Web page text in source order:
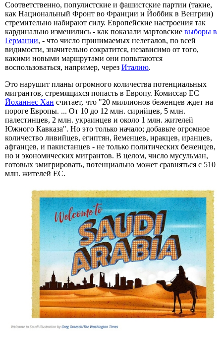
Соответственно, популистские и фашистские партии (такие,
как Национальный Фронт во Франции и Йоббик в Венгрии)
стремительно набирают силу. Европейские настроения так
кардинально изменились - как показали мартовские выборы в
Германии, - что число принимаемых нелегалов, по всей
видимости, значительно сократится, независимо от того,
какими новыми маршрутами они попытаются
воспользоваться, например, через Италию.
Это нарушит планы огромного количества потенциальных
мигрантов, стремящихся попасть в Европу. Комиссар ЕС
Йоханнес Хан считает, что "20 миллионов беженцев ждет на
пороге Европы. ... От 10 до 12 млн. сирийцев, 5 млн.
палестинцев, 2 млн. украинцев и около 1 млн. жителей
Южного Кавказа". Но это только начало; добавьте огромное
количество ливийцев, египтян, йеменцев, иракцев, иранцев,
афганцев, и пакистанцев - не только политических беженцев,
но и экономических мигрантов. В целом, число мусульман,
готовых эмигрировать, потенциально может сравняться с 510
млн. жителей ЕС.